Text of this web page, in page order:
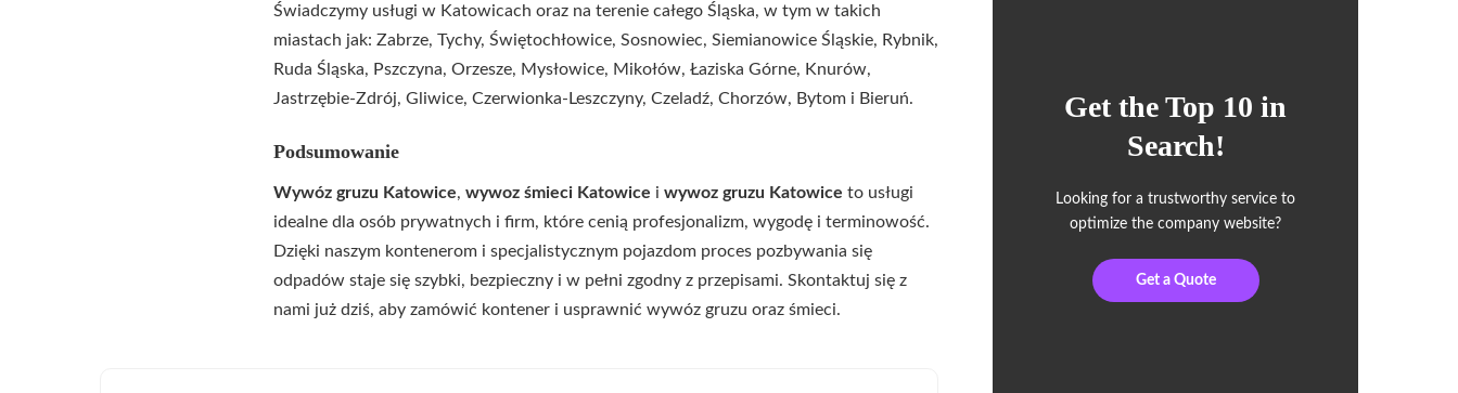
Świadczymy usługi w Katowicach oraz na terenie całego Śląska, w tym w takich
miastach jak: Zabrze, Tychy, Świętochłowice, Sosnowiec, Siemianowice Śląskie, Rybnik,
Ruda Śląska, Pszczyna, Orzesze, Mysłowice, Mikołów, Łaziska Górne, Knurów,
Jastrzębie-Zdrój, Gliwice, Czerwionka-Leszczyny, Czeladź, Chorzów, Bytom i Bieruń.
Podsumowanie
Wywóz gruzu Katowice, wywoz śmieci Katowice i wywoz gruzu Katowice to usługi
idealne dla osób prywatnych i firm, które cenią profesjonalizm, wygodę i terminowość.
Dzięki naszym kontenerom i specjalistycznym pojazdom proces pozbywania się
odpadów staje się szybki, bezpieczny i w pełni zgodny z przepisami. Skontaktuj się z
nami już dziś, aby zamówić kontener i usprawnić wywóz gruzu oraz śmieci.
Get the Top 10 in
Search!
Looking for a trustworthy service to
optimize the company website?
Get a Quote